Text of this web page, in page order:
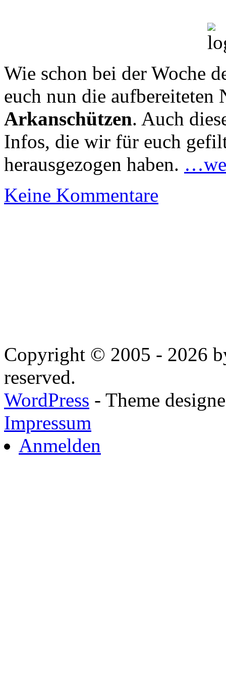
Wie schon bei der Woche
euch nun die aufbereiteten
Arkanschützen. Auch
Infos, die wir für euch
herausgezogen haben.
Keine Kommentare
Copyright © 2005 - 2026
reserved.
WordPress - Theme
Impressum
Anmelden